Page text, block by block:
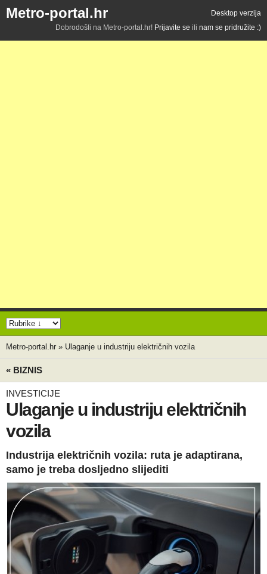
Metro-portal.hr
Desktop verzija
Dobrodošli na Metro-portal.hr! Prijavite se ili nam se pridružite :)
Metro-portal.hr » Ulaganje u industriju električnih vozila
« BIZNIS
INVESTICIJE
Ulaganje u industriju električnih
vozila
Industrija električnih vozila: ruta je adaptirana,
samo je treba dosljedno slijediti